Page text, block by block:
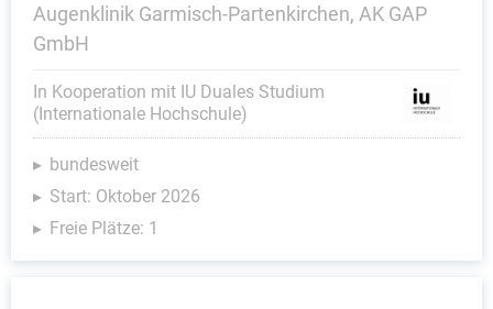
Augenklinik Garmisch-Partenkirchen, AK GAP
GmbH
In Kooperation mit IU Duales Studium
(Internationale Hochschule)
bundesweit
Start: Oktober 2026
Freie Plätze: 1